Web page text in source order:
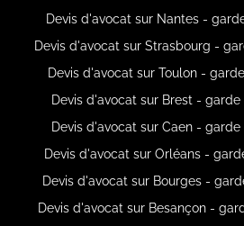
Devis d'avocat sur Nantes -
Devis d'avocat sur Strasbourg -
Devis d'avocat sur Toulon -
Devis d'avocat sur Brest -
Devis d'avocat sur Caen -
Devis d'avocat sur Orléans -
Devis d'avocat sur Bourges -
Devis d'avocat sur Besançon -